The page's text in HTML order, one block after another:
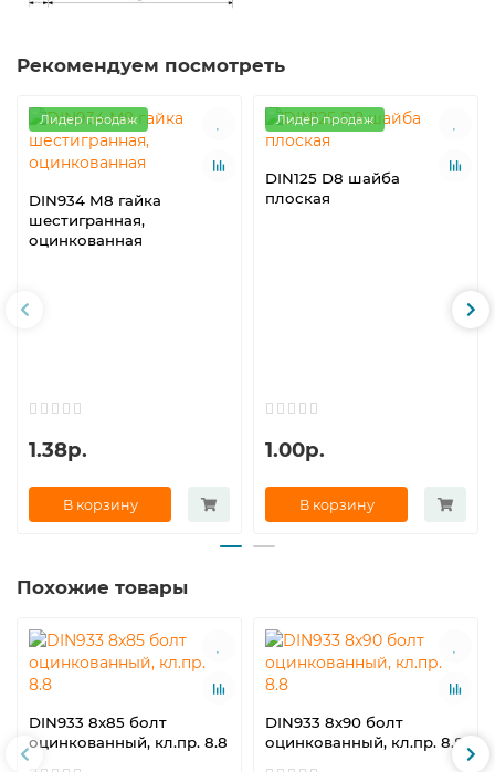
Рекомендуем посмотреть
Лидер продаж
DIN934 M8 гайка
шестигранная,
оцинкованная
1.38р.
В корзину
Лидер продаж
DIN125 D8 шайба
плоская
1.00р.
В корзину
Похожие товары
DIN933 8х85 болт
оцинкованный, кл.пр. 8.8
DIN933 8х90 болт
оцинкованный, кл.пр. 8.8